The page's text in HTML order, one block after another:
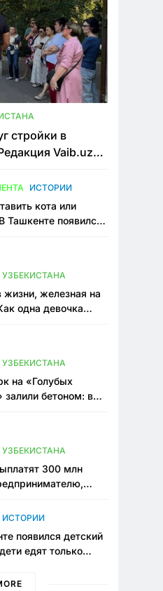
стройки в
Vaib.uz
ИСТОРИИ
кота или
Ташкенте появился
жизни, железная на
одна девочка
на «Голубых
залили бетоном: в
300 млн
незаконному
ИСТОРИИ
появился детский
едят только
устала просить